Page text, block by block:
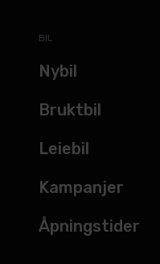
BIL
Nybil
Bruktbil
Leiebil
Kampanjer
Åpningstider